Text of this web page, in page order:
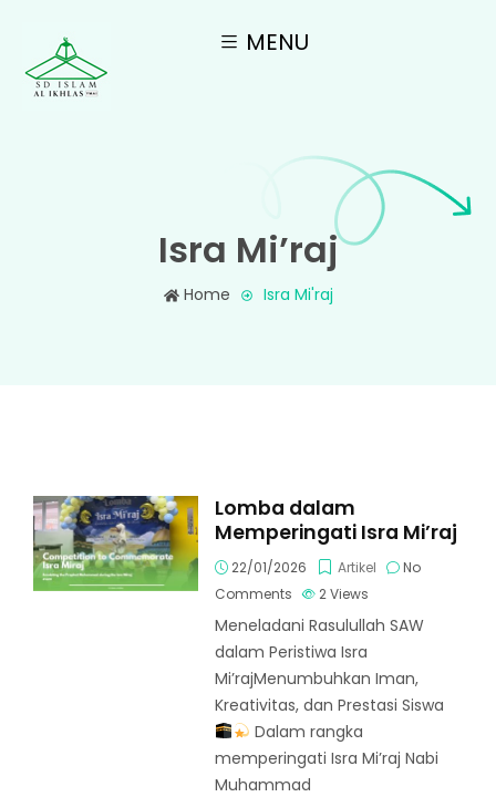
MENU
Isra Mi’raj
Home Isra Mi'raj
Lomba dalam
Memperingati Isra Mi’raj
22/01/2026 Artikel
No
Comments
2Views
Meneladani Rasulullah SAW
dalam Peristiwa Isra
Mi’rajMenumbuhkan Iman,
Kreativitas, dan Prestasi Siswa
Dalam rangka
memperingati Isra Mi’raj Nabi
Muhammad